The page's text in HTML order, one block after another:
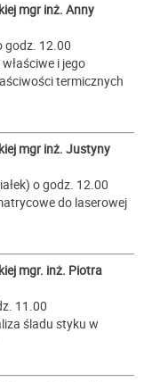
mgr inż. Anny
godz. 12.00
i jego
termicznych
mgr inż. Justyny
o godz. 12.00
do laserowej
mgr. inż. Piotra
11.00
śladu styku w